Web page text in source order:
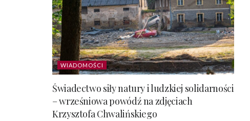
WIADOMOŚCI
Świadectwo siły natury i ludzkiej solidarności
– wrześniowa powódź na zdjęciach
Krzysztofa Chwalińskiego